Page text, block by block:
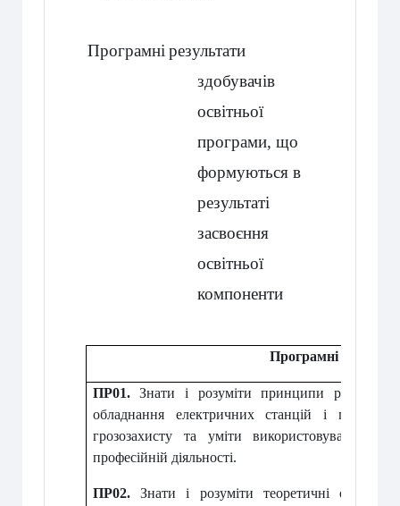
Програмні результати
здобувачів
освітньої
програми, що
формуються в
результаті
засвоєння
освітньої
компоненти
Програмні
ПР01.Знати і розуміти принципи роботи
обладнання електричних станцій і
грозозахисту та уміти використовувати
професійній діяльності.
ПР02.Знати і розуміти теоретичні основи